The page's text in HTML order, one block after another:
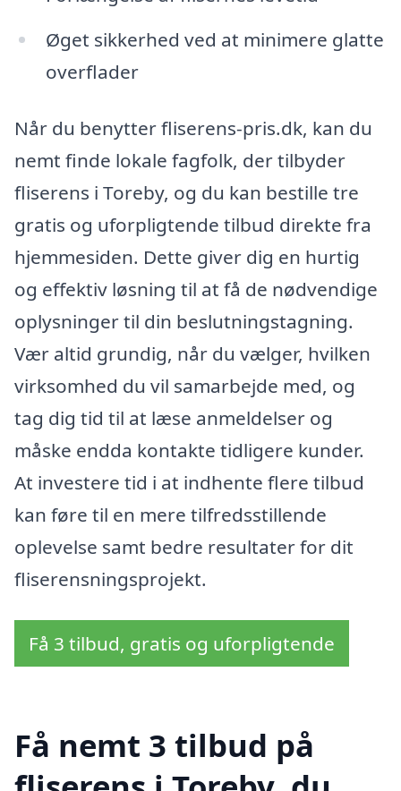
Øget sikkerhed ved at minimere glatte
overflader
Når du benytter fliserens-pris.dk, kan du
nemt finde lokale fagfolk, der tilbyder
fliserens i Toreby, og du kan bestille tre
gratis og uforpligtende tilbud direkte fra
hjemmesiden. Dette giver dig en hurtig
og effektiv løsning til at få de nødvendige
oplysninger til din beslutningstagning.
Vær altid grundig, når du vælger, hvilken
virksomhed du vil samarbejde med, og
tag dig tid til at læse anmeldelser og
måske endda kontakte tidligere kunder.
At investere tid i at indhente flere tilbud
kan føre til en mere tilfredsstillende
oplevelse samt bedre resultater for dit
fliserensningsprojekt.
Få 3 tilbud, gratis og uforpligtende
Få nemt 3 tilbud på